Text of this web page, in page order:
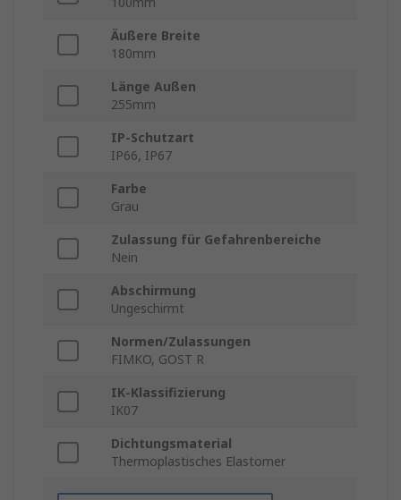
Äußere Breite
180mm
Länge Außen
255mm
IP-Schutzart
IP66, IP67
Farbe
Grau
Zulassung für Gefahrenbereiche
Nein
Abschirmung
Ungeschirmt
Normen/Zulassungen
FIMKO, GOST R
IK-Klassifizierung
IK07
Dichtungsmaterial
Thermoplastisches Elastomer